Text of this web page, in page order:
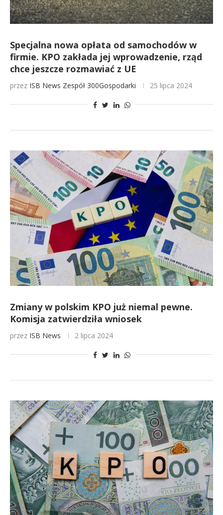
Specjalna nowa opłata od samochodów w
firmie. KPO zakłada jej wprowadzenie, rząd
chce jeszcze rozmawiać z UE
przez ISB News Zespół 300Gospodarki 25 lipca 2024
Zmiany w polskim KPO już niemal pewne.
Komisja zatwierdziła wniosek
przez ISB News 2 lipca 2024